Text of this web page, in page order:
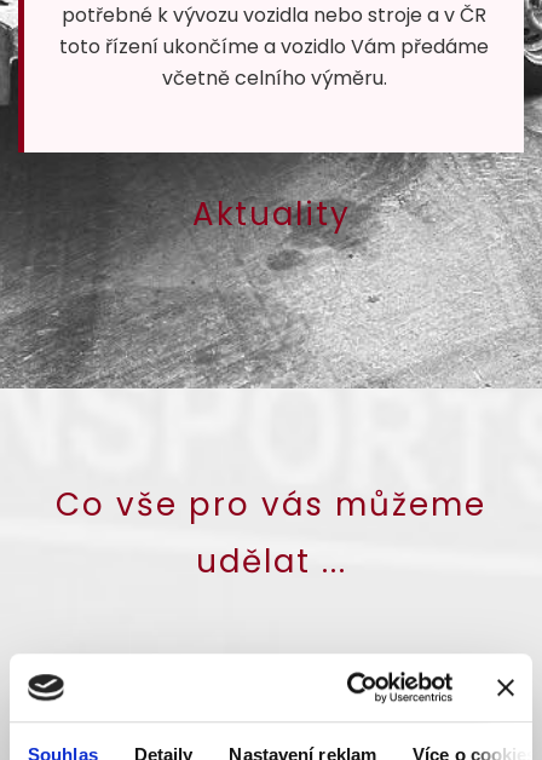
Souhlas Detaily Nastavení reklam Více o cookies
potřebné k vývozu vozidla nebo stroje a v ČR
toto řízení ukončíme a vozidlo Vám předáme
včetně celního výměru.
Aktuality
Co vše pro vás můžeme
udělat ...